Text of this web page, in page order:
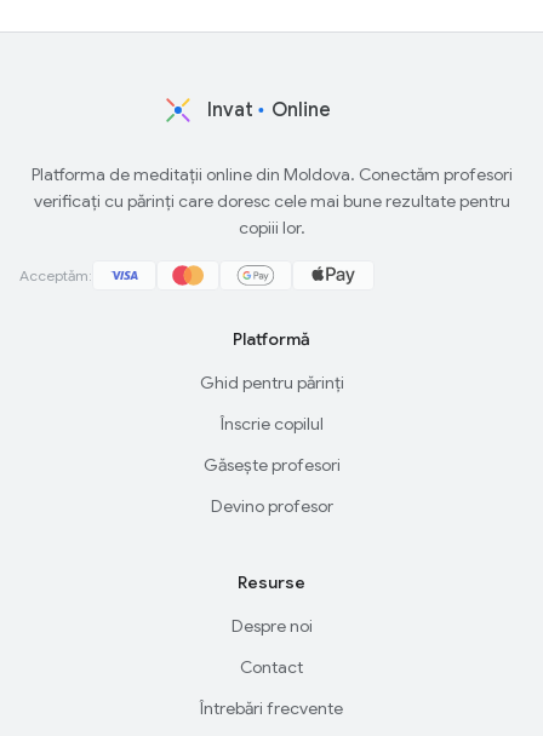
Invat Online
Platforma de meditații online din Moldova. Conectăm profesori
verificați cu părinți care doresc cele mai bune rezultate pentru
copiii lor.
Acceptăm:
Platformă
Ghid pentru părinți
Înscrie copilul
Găsește profesori
Devino profesor
Resurse
Despre noi
Contact
Întrebări frecvente